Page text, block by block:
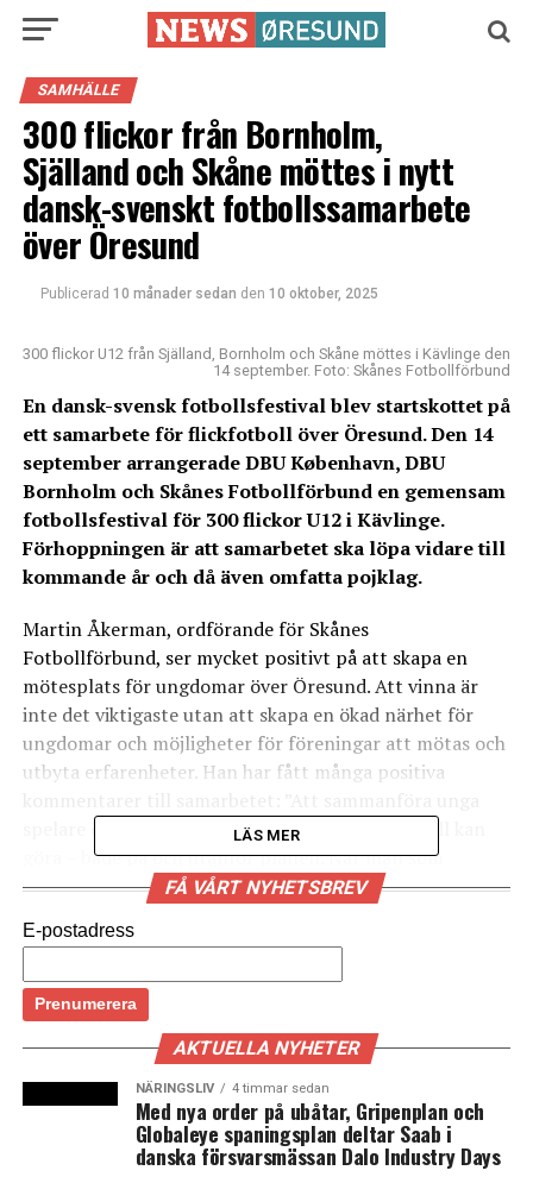
SAMHÄLLE
300 flickor från Bornholm,
Själland och Skåne möttes i nytt
dansk-svenskt fotbollssamarbete
över Öresund
Publicerad 10 månader sedan den 10 oktober, 2025
300 flickor U12 från Själland, Bornholm och Skåne möttes i Kävlinge den
14 september. Foto: Skånes Fotbollförbund
En dansk-svensk fotbollsfestival blev startskottet på
ett samarbete för flickfotboll över Öresund. Den 14
september arrangerade DBU København, DBU
Bornholm och Skånes Fotbollförbund en gemensam
fotbollsfestival för 300 flickor U12 i Kävlinge.
Förhoppningen är att samarbetet ska löpa vidare till
kommande år och då även omfatta pojklag.
Martin Åkerman, ordförande för Skånes
Fotbollförbund, ser mycket positivt på att skapa en
mötesplats för ungdomar över Öresund. Att vinna är
inte det viktigaste utan att skapa en ökad närhet för
ungdomar och möjligheter för föreningar att mötas och
utbyta erfarenheter. Han har fått många positiva
spelare över gränserna visar verkligen vad fotboll kan
göra – både på och utanför planen. När man som
tränare ser hur barn hittar gemenskap och förståelse
där ord kanske inte finns. Respekt för samarbetet
(News Øresund)
Denna nyhet utgör en oberoende och journalistiskt
värderad del av projektet ”Gränspendling över Öresund
med unga i fokus” där Øresundsinstituttet och News
Øresund är en självständig part. Projektet
medfinansieras av Interreg ÖKS.
LÄS MER
FÅ VÅRT NYHETSBREV
E-postadress
AKTUELLA NYHETER
NÄRINGSLIV 4 timmar sedan
Med nya order på ubåtar, Gripenplan och
Globaleye spaningsplan deltar Saab i
danska försvarsmässan Dalo Industry Days